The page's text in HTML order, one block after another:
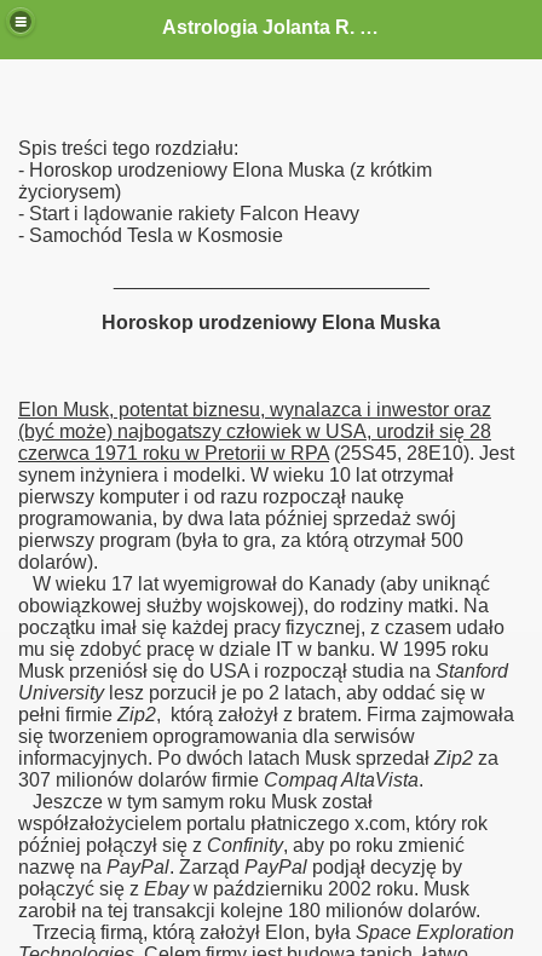
Astrologia Jolanta R. G.-Gołębiewska
Spis treści tego rozdziału:
- Horoskop urodzeniowy Elona Muska (z krótkim
życiorysem)
- Start i lądowanie rakiety Falcon Heavy
- Samochód Tesla w Kosmosie
Horoskop urodzeniowy Elona Muska
Elon Musk, potentat biznesu, wynalazca i inwestor oraz
(być może) najbogatszy człowiek w USA, urodził się 28
czerwca 1971 roku w Pretorii w RPA (25S45, 28E10). Jest
synem inżyniera i modelki. W wieku 10 lat otrzymał
pierwszy komputer i od razu rozpoczął naukę
programowania, by dwa lata później sprzedaż swój
pierwszy program (była to gra, za którą otrzymał 500
dolarów).
W wieku 17 lat wyemigrował do Kanady (aby uniknąć
obowiązkowej służby wojskowej), do rodziny matki. Na
początku imał się każdej pracy fizycznej, z czasem udało
mu się zdobyć pracę w dziale IT w banku. W 1995 roku
Musk przeniósł się do USA i rozpoczął studia na Stanford
Universitylesz porzucił je po 2 latach, aby oddać się w
pełni firmie Zip2, którą założył z bratem. Firma zajmowała
się tworzeniem oprogramowania dla serwisów
informacyjnych. Po dwóch latach Musk sprzedał Zip2 za
307 milionów dolarów firmie Compaq AltaVista.
Jeszcze w tym samym roku Musk został
współzałożycielem portalu płatniczego x.com, który rok
później połączył się z Confinity, aby po roku zmienić
nazwę na PayPal. Zarząd PayPal podjął decyzję by
połączyć się z Ebayw październiku 2002 roku. Musk
zarobił na tej transakcji kolejne 180 milionów dolarów.
Trzecią firmą, którą założył Elon, była Space Exploration